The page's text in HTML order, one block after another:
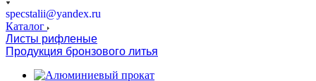
specstalii@yandex.ru
Каталог
Листы рифленые
Продукция бронзового литья